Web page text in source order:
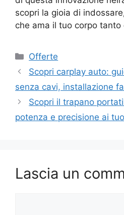
scopri la gioia di
che ama il tuo corpo tanto
Categorie
Offerte
Scopri carplay auto:
senza cavi, installazione
Scopri il trapano
potenza e precisione ai
Lascia un